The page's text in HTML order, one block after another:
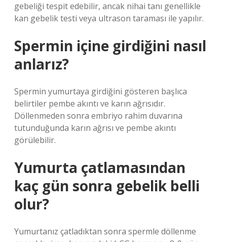
gebeliği tespit edebilir, ancak nihai tanı genellikle
kan gebelik testi veya ultrason taraması ile yapılır.
Spermin içine girdiğini nasıl
anlarız?
Spermin yumurtaya girdiğini gösteren başlıca
belirtiler pembe akıntı ve karın ağrısıdır.
Döllenmeden sonra embriyo rahim duvarına
tutunduğunda karın ağrısı ve pembe akıntı
görülebilir.
Yumurta çatlamasından
kaç gün sonra gebelik belli
olur?
Yumurtanız çatladıktan sonra spermle döllenme